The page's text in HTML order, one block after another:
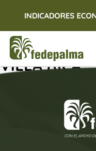
INDICADORES
VILLA RICA